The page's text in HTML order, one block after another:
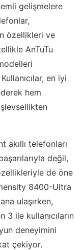
gelişmelere
özellikleri ve
AnTuTu
en iyi
hem
akıllı telefonları
değil,
de öne
8400-Ultra
ulaşırken,
3 ile kullanıcıların
deneyimini
çekiyor.